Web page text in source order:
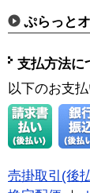
ぷらっと
支払方法に
以下のお支
売掛取引(後